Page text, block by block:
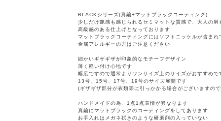
BLACKシリーズ(真鍮+マットブラックコーティング)
少しだけ艶感も感じられるセミマットな質感で、大人の男
高級感のある仕上げとなっております
マットブラックコーティングにはソフトニッケルが含まれ
金属アレルギーの方はご注意ください
細かいギザギザが印象的なモチーフデザイン
薄く軽い付け心地です
幅広ですので通常よりワンサイズ上のサイズがおすすめで
13号、15号、17号、19号のサイズ展開です
(ギザギザ部分が衣類等に引っかかる場合がございますの
ハンドメイドの為、1点1点表情が異なります
真鍮にマットブラックのコーティングをしてあります
お手入れはメガネ拭きのような研磨剤の入っていない